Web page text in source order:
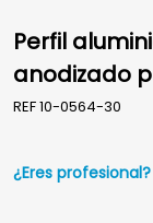
Perfil
anodizado
REF10-0564-30
¿Eres profesional?